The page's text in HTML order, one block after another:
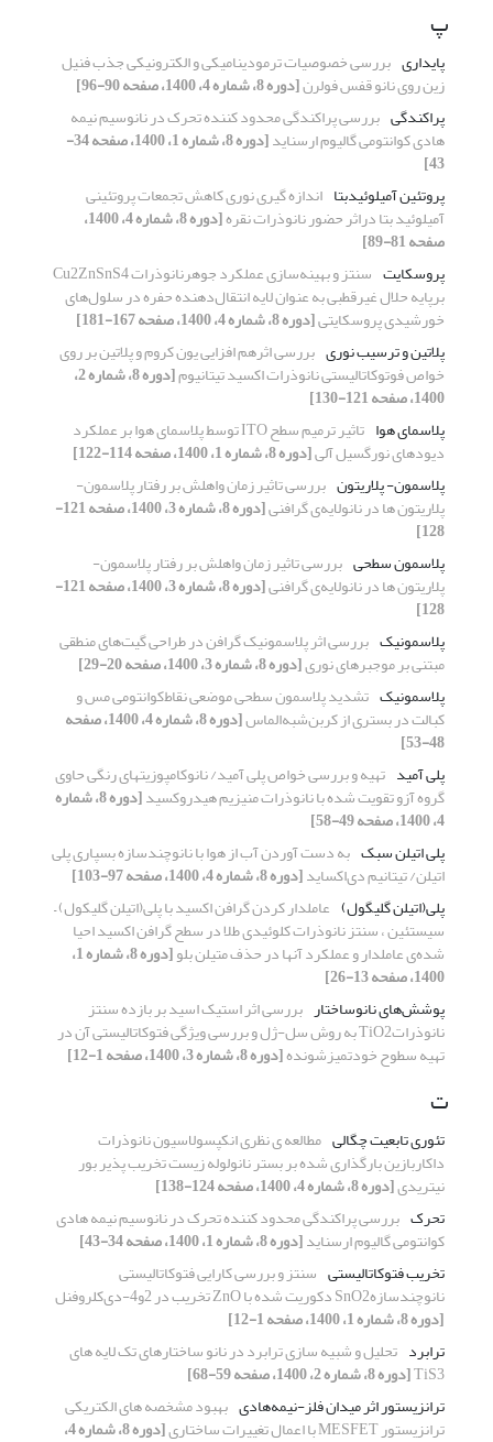
پ
پایداری بررسی خصوصیات ترمودینامیکی و الکترونیکی جذب فنیل
زین روی نانو قفس فولرن[دوره 8، شماره 4، 1400، صفحه 90-96]
پراکندگی بررسی پراکندگی محدود کننده تحرک در نانوسیم نیمه
هادی کوانتومی گالیوم ارسناید [دوره 8، شماره 1، 1400، صفحه 34-
43]
پروتئین آمیلوئیدبتا اندازه گیری نوری کاهش تجمعات پروتئینی
آمیلوئید بتا دراثر حضور نانوذرات نقره [دوره 8، شماره 4، 1400،
صفحه 81-89]
پروسکایت
سنتز و بهینه‌سازی عملکرد جوهرنانوذرات Cu2ZnSnS4
برپایه حلال غیرقطبی به عنوان لایه انتقال‌دهنده حفره در سلول‌های
خورشیدی پروسکایتی[دوره 8، شماره 4، 1400، صفحه 167-181]
پلاتین و ترسیب نوری بررسی اثرهم افزایی یون کروم و پلاتین بر روی
خواص فوتوکاتالیستی نانوذرات اکسید تیتانیوم [دوره 8، شماره 2،
1400، صفحه 121-130]
پلاسمای هوا
تاثیر ترمیم سطح ITO توسط پلاسمای هوا بر عملکرد
دیودهای نورگسیل آلی[دوره 8، شماره 1، 1400، صفحه 114-122]
پلاسمون- پلاریتون بررسی تاثیر زمان واهلش بر رفتار پلاسمون-
پلاریتون ها در نانولایه‌ی گرافنی [دوره 8، شماره 3، 1400، صفحه 121-
128]
پلاسمون سطحی بررسی تاثیر زمان واهلش بر رفتار پلاسمون-
پلاریتون ها در نانولایه‌ی گرافنی [دوره 8، شماره 3، 1400، صفحه 121-
128]
پلاسمونیک بررسی اثر پلاسمونیک گرافن در طراحی گیت‌های منطقی
مبتنی بر موجبرهای نوری[دوره 8، شماره 3، 1400، صفحه 20-29]
پلاسمونیک تشدید پلاسمون ‌سطحی ‌موضعی نقاط‌کوانتومی مس و
کبالت در بستری از کربن‌شبه‌الماس [دوره 8، شماره 4، 1400، صفحه
48-53]
پلی آمید تهیه و بررسی خواص پلی آمید/ نانوکامپوزیتهای رنگی حاوی
گروه آزو تقویت شده با نانوذرات منیزیم هیدروکسید [دوره 8، شماره
4، 1400، صفحه 49-58]
پلی اتیلن سبک به دست آوردن آب از هوا با نانوچندسازه بسپاری پلی
اتیلن/ تیتانیم دی‌اکساید[دوره 8، شماره 4، 1400، صفحه 97-103]
پلی‌(اتیلن گلیگول) عاملدار کردن گرافن اکسید با پلی(‌اتیلن گلیکول) –
سیستئین ، سنتز نانوذرات کلوئیدی طلا در سطح گرافن اکسید احیا
شده‌ی عاملدار و عملکرد آنها در حذف متیلن بلو [دوره 8، شماره 1،
1400، صفحه 13-26]
پوشش‌های نانوساختار بررسی اثر استیک اسید بر بازده سنتز
نانوذراتTiO2 به روش سل-ژل و بررسی ویژگی فتوکاتالیستی آن در
تهیه سطوح خودتمیزشونده[دوره 8، شماره 3، 1400، صفحه 1-12]
ت
تئوری تابعیت چگالی مطالعه ی نظری انکپسولاسیون نانوذرات
داکاربازین بارگذاری شده بر بستر نانولوله زیست تخریب پذیر بور
نیتریدی[دوره 8، شماره 4، 1400، صفحه 124-138]
تحرک بررسی پراکندگی محدود کننده تحرک در نانوسیم نیمه هادی
کوانتومی گالیوم ارسناید[دوره 8، شماره 1، 1400، صفحه 34-43]
تخریب فتوکاتالیستی سنتز و بررسی کارایی فتوکاتالیستی
نانوچندسازهSnO2 دکوریت شده با ZnO تخریب در 2و4-دی‌کلروفنل
[دوره 8، شماره 1، 1400، صفحه 1-12]
ترابرد تحلیل و شبیه سازی ترابرد در نانو ساختارهای تک لایه های
TiS3[دوره 8، شماره 2، 1400، صفحه 59-68]
ترانزیستور اثر میدان فلز-نیمه‌هادی بهبود مشخصه های الکتریکی
ترانزیستور MESFET با اعمال تغییرات ساختاری [دوره 8، شماره 4،